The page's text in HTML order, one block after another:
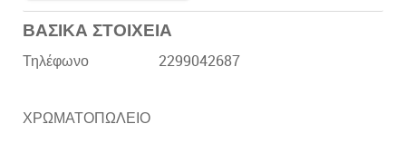
ΒΑΣΙΚΑ ΣΤΟΙΧΕΙΑ
Τηλέφωνο 2299042687
ΧΡΩΜΑΤΟΠΩΛΕΙΟ